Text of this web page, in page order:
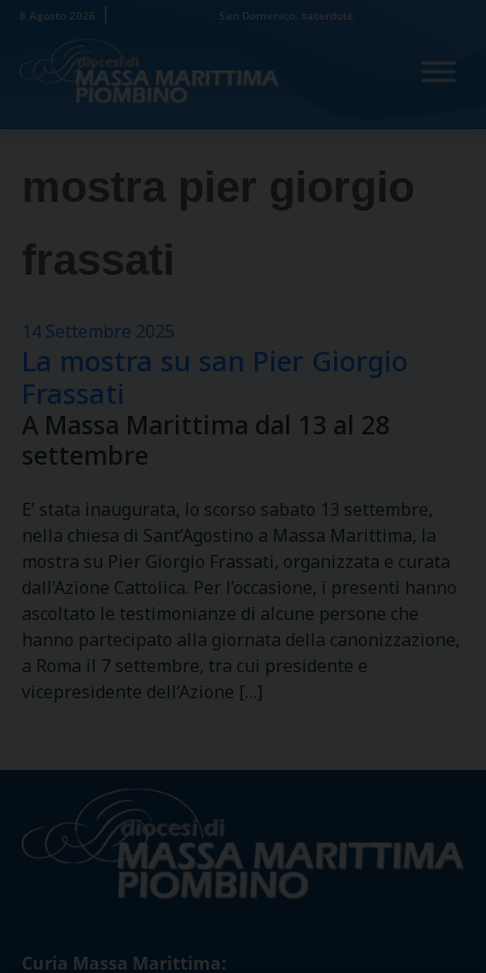
Skip
content
8 Agosto 2026 San Domenico, sacerdote
mostra pier giorgio
frassati
14 Settembre 2025
La mostra su san Pier Giorgio
Frassati
A Massa Marittima dal 13 al 28
settembre
E’ stata inaugurata, lo scorso sabato 13 settembre,
nella chiesa di Sant’Agostino a Massa Marittima, la
mostra su Pier Giorgio Frassati, organizzata e curata
dall’Azione Cattolica. Per l’occasione, i presenti hanno
ascoltato le testimonianze di alcune persone che
hanno partecipato alla giornata della canonizzazione,
a Roma il 7 settembre, tra cui presidente e
vicepresidente dell’Azione […]
Curia Massa Marittima: